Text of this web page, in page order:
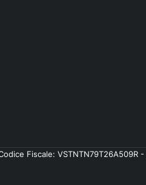
Fiscale: VSTNTN79T26A509R